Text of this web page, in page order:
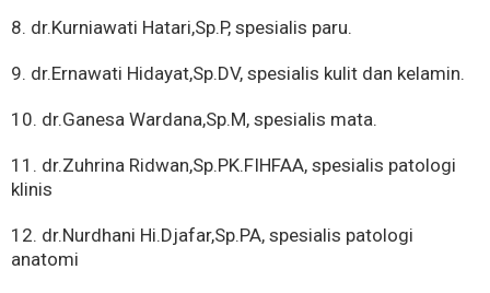
8. dr.Kurniawati Hatari,Sp.P, spesialis paru.
9. dr.Ernawati Hidayat,Sp.DV, spesialis kulit dan kelamin.
10. dr.Ganesa Wardana,Sp.M, spesialis mata.
11. dr.Zuhrina Ridwan,Sp.PK.FIHFAA, spesialis patologi
klinis
12. dr.Nurdhani Hi.Djafar,Sp.PA, spesialis patologi
anatomi